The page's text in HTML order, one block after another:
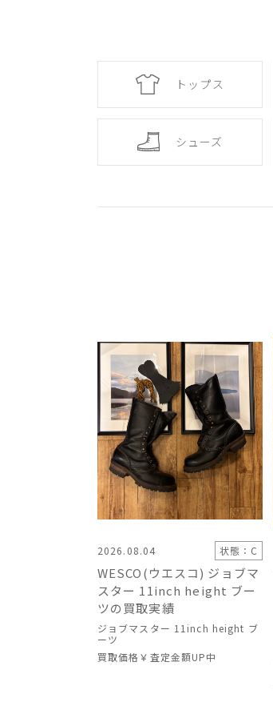
トップス
シューズ
2026.08.04 状態：C
WESCO(ウエスコ) ジョブマ
スター 11inch height ブー
ツの買取実績
ジョブマスター 11inch height ブ
ーツ
買取価格 ￥査定金額UP中